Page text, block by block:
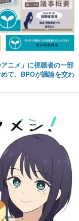
ニメ」に視聴者の一部
て、BPOが議論を交わ